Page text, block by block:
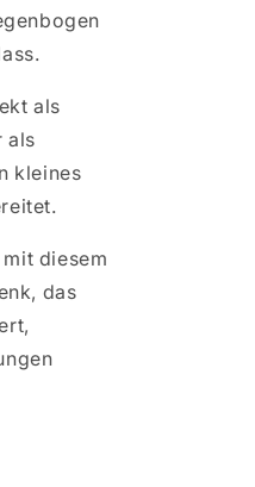
als
als
kleines
diesem
das